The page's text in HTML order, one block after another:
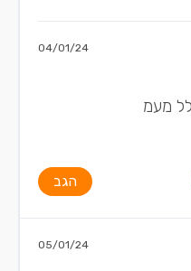
04/01/24
הגב
05/01/24